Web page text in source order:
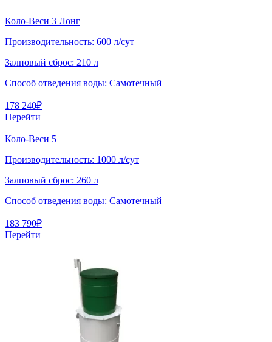
Коло-Веси 3 Лонг
Производительность: 600 л/сут
Залповый сброс: 210 л
Способ отведения воды: Самотечный
178 240₽
Перейти
Коло-Веси 5
Производительность: 1000 л/сут
Залповый сброс: 260 л
Способ отведения воды: Самотечный
183 790₽
Перейти